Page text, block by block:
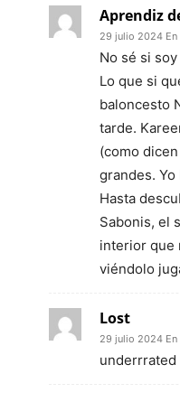
Aprendiz
29 julio 2024 En
No sé si
Lo que si
baloncesto
tarde.
(como
grandes.
Hasta
Sabonis, el
interior que
viéndolo
Lost
29 julio 2024 En
underrrated